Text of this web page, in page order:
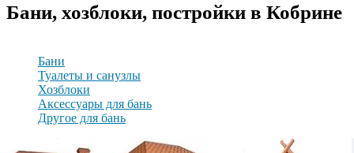
Бани, хозблоки, постройки в Кобрине
Бани
Туалеты и санузлы
Хозблоки
Аксессуары для бань
Другое для бань